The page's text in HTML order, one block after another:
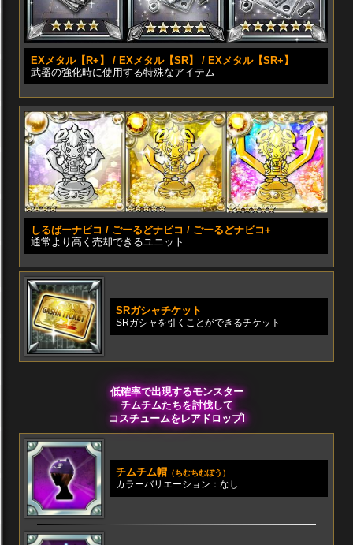
EXメタル【R+】 / EXメタル【SR】 / EXメタル【SR+】
武器の強化時に使用する特殊なアイテム
しるばーナビコ / ごーるどナビコ / ごーるどナビコ+
通常より高く売却できるユニット
SRガシャチケット
SRガシャを引くことができるチケット
低確率で出現するモンスター
チムチムたちを討伐して
コスチュームをレアドロップ!
チムチム帽 （ちむちむぼう）
カラーバリエーション：なし